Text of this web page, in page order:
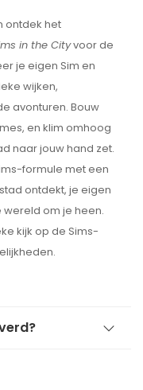
ontdek het
in the Cityvoor de
je eigen Sim en
wijken,
avonturen. Bouw
en klim omhoog
naar jouw hand zet.
formule met een
ontdekt, je eigen
wereld om je heen.
kijk op de Sims-